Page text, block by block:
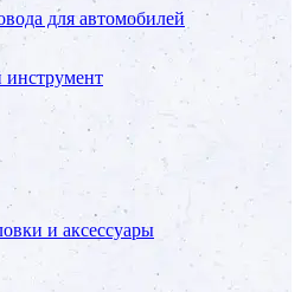
для автомобилей
и аксессуары